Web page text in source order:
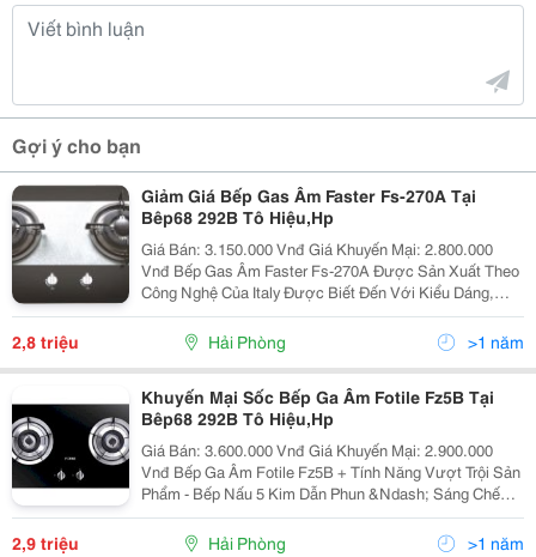
Gợi ý cho bạn
Giảm Giá Bếp Gas Âm Faster Fs-270A Tại
Bêp68 292B Tô Hiệu,Hp
Giá Bán: 3.150.000 Vnđ Giá Khuyến Mại: 2.800.000
Vnđ Bếp Gas Âm Faster Fs-270A Được Sản Xuất Theo
Công Nghệ Của Italy Được Biết Đến Với Kiểu Dáng,
Mẫu Mã Đẹp Mắt, Sang Trọng Cùng Những Tính Năng
Ưu Việt Như Tiết Kiệm Tối Đa Lượng
2,8 triệu Hải Phòng >1 năm
Khuyến Mại Sốc Bếp Ga Âm Fotile Fz5B Tại
Bêp68 292B Tô Hiệu,Hp
Giá Bán: 3.600.000 Vnđ Giá Khuyến Mại: 2.900.000
Vnđ Bếp Ga Âm Fotile Fz5B + Tính Năng Vượt Trội Sản
Phẩm - Bếp Nấu 5 Kim Dẫn Phun &Ndash; Sáng Chế
Mới Của Fotile. - Bếp Gas Thiết Kế Tinh Sảo Và Táo
Bạo. Theo Tiêu Chu
2,9 triệu Hải Phòng >1 năm